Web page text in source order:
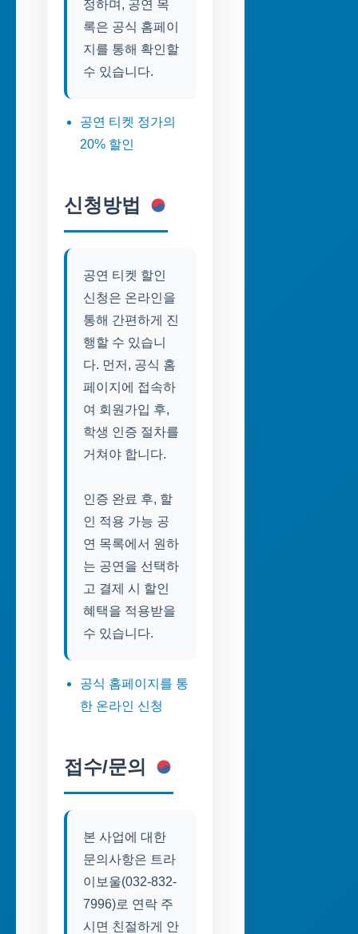
정하며, 공연 목
록은 공식 홈페이
지를 통해 확인할
수 있습니다.
공연 티켓 정가의
20% 할인
신청방법
공연 티켓 할인
신청은 온라인을
통해 간편하게 진
행할 수 있습니
다. 먼저, 공식 홈
페이지에 접속하
여 회원가입 후,
학생 인증 절차를
거쳐야 합니다.
인증 완료 후, 할
인 적용 가능 공
연 목록에서 원하
는 공연을 선택하
고 결제 시 할인
혜택을 적용받을
수 있습니다.
공식 홈페이지를 통
한 온라인 신청
접수/문의
본 사업에 대한
문의사항은 트라
이보울(032-832-
7996)로 연락 주
시면 친절하게 안